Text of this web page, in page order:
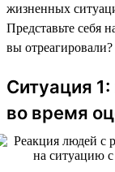
жизненных
Представьте себя
вы отреагировали?
Ситуация
во время